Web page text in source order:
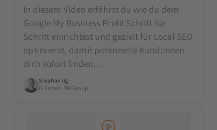
In diesem Video erfährst du wie du dein
Google My Business Profil Schritt für
Schritt einrichtest und gezielt für Local SEO
optimierst, damit potenzielle Kund:innen
dich sofort finden…
Stephan Ilg
Gründer · DM Group